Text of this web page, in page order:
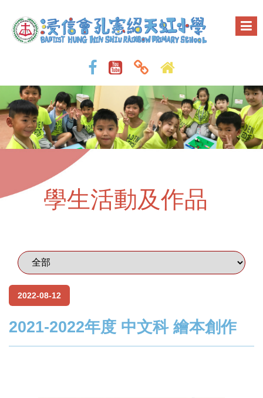
學生活動及作品
2022-08-12
2021-2022年度 中文科 繪本創作